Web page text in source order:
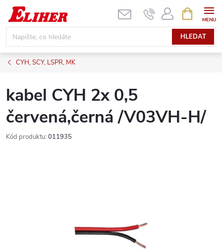
Přejít
obsah
HLEDAT
NÁKUPNÍ
KOŠÍK
CYH, SCY, LSPR, MK
kabel CYH 2x 0,5
červená,černá /V03VH-H/
Kód produktu: 011935